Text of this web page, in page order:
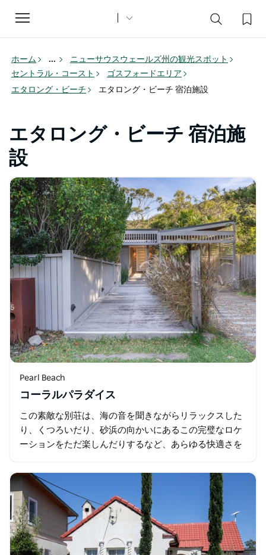
Toggle
navigation
ホーム ...
ニューサウスウェールズ州の観光スポット
セントラル・コースト
ゴスフォードエリア
エタロング・ビーチ
エタロング・ビーチ 宿泊施設
エタロング・ビーチ 宿泊施
設
Pearl Beach
コーラルパラダイス
この素敵な別荘は、海の音を聞きながらリラックスした
り、くつろいだり、砂浜の向かいにあるこの完璧なロケ
ーションをただ楽しんだりするなど、あらゆる快適さを